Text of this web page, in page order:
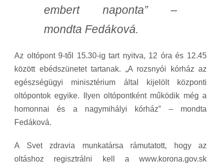
embert naponta” –
mondta Fedáková.
Az oltópont 9-től 15.30-ig tart nyitva, 12 óra és 12.45
között ebédszünetet tartanak. „A rozsnyói kórház az
egészségügyi minisztérium által kijelölt központi
oltópontok egyike. Ilyen oltópontként működik még a
homonnai és a nagymihályi kórház” – mondta
Fedáková.
A Svet zdravia munkatársa rámutatott, hogy az
oltáshoz regisztrálni kell a www.korona.gov.sk